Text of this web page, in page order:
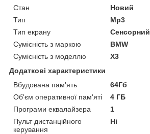
Стан
Новий
Тип
Mp3
Тип екрану
Сенсорний
Сумісність з маркою
BMW
Сумісність з моделлю
X3
Додаткові характеристики
Вбудована пам'ять
64Гб
Об'єм оперативної пам'яті
4 ГБ
Програми еквалайзера
1
Пульт дистанційного
керування
Ні